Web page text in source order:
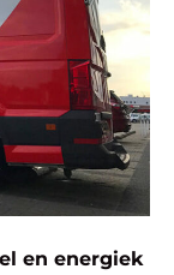
en energiek